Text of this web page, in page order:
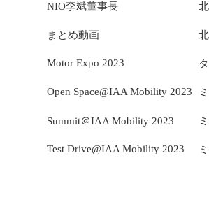
NIO李斌董事長
まとめ動画
Motor Expo 2023
Open Space@IAA Mobility 2023
Summit＠IAA Mobility 2023
Test Drive@IAA Mobility 2023